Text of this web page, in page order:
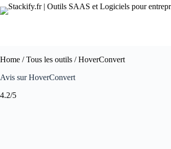
Home /Tous les outils / HoverConvert
Avis sur HoverConvert
4.2/5